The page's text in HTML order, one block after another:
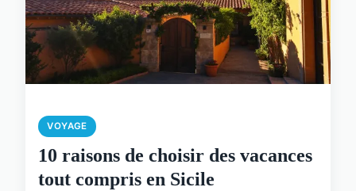
VOYAGE
10 raisons de choisir des vacances
tout compris en Sicile